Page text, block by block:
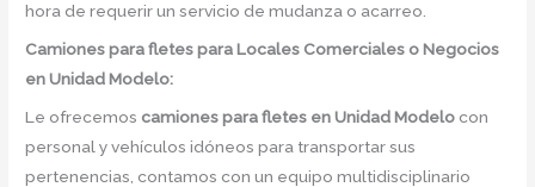
hora de requerir un servicio de mudanza o acarreo.
Camiones para fletespara Locales Comerciales o Negocios
en Unidad Modelo:
Le ofrecemos camiones para fletes enUnidad Modelo con
personal y vehículos idóneos para transportar sus
pertenencias, contamos con un equipo multidisciplinario